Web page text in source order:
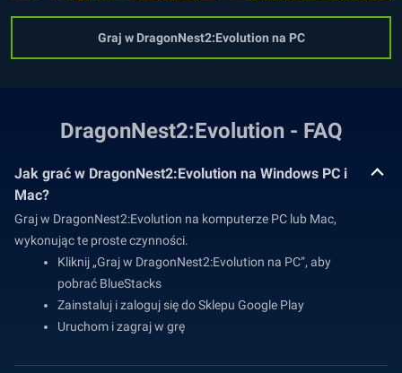
Graj w DragonNest2:Evolution na PC
DragonNest2:Evolution - FAQ
Jak grać w DragonNest2:Evolution na Windows PC i
Mac?
Graj w DragonNest2:Evolution na komputerze PC lub Mac,
wykonując te proste czynności.
Kliknij „Graj w DragonNest2:Evolution na PC”, aby
pobrać BlueStacks
Zainstaluj i zaloguj się do Sklepu Google Play
Uruchom i zagraj w grę